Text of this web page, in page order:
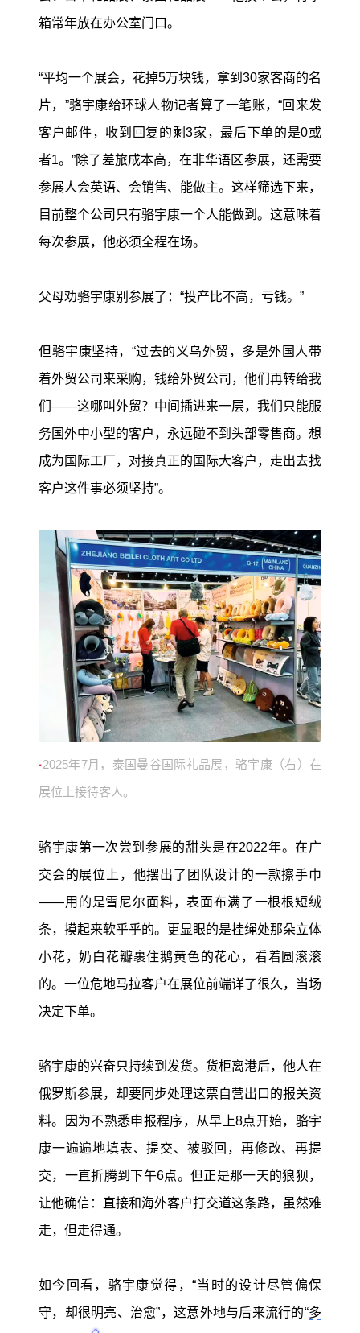
箱常年放在办公室门口。
“平均一个展会，花掉5万块钱，拿到30家客商的名
片，”骆宇康给环球人物记者算了一笔账，“回来发
客户邮件，收到回复的剩3家，最后下单的是0或
者1。”除了差旅成本高，在非华语区参展，还需要
参展人会英语、会销售、能做主。这样筛选下来，
目前整个公司只有骆宇康一个人能做到。这意味着
每次参展，他必须全程在场。
父母劝骆宇康别参展了：“投产比不高，亏钱。”
但骆宇康坚持，“过去的义乌外贸，多是外国人带
着外贸公司来采购，钱给外贸公司，他们再转给我
们——这哪叫外贸？中间插进来一层，我们只能服
务国外中小型的客户，永远碰不到头部零售商。想
成为国际工厂，对接真正的国际大客户，走出去找
客户这件事必须坚持”。
·2025年7月，泰国曼谷国际礼品展，骆宇康（右）在
展位上接待客人。
骆宇康第一次尝到参展的甜头是在2022年。在广
交会的展位上，他摆出了团队设计的一款擦手巾
——用的是雪尼尔面料，表面布满了一根根短绒
条，摸起来软乎乎的。更显眼的是挂绳处那朵立体
小花，奶白花瓣裹住鹅黄色的花心，看着圆滚滚
的。一位危地马拉客户在展位前端详了很久，当场
决定下单。
骆宇康的兴奋只持续到发货。货柜离港后，他人在
俄罗斯参展，却要同步处理这票自营出口的报关资
料。因为不熟悉申报程序，从早上8点开始，骆宇
康一遍遍地填表、提交、被驳回，再修改、再提
交，一直折腾到下午6点。但正是那一天的狼狈，
让他确信：直接和海外客户打交道这条路，虽然难
走，但走得通。
如今回看，骆宇康觉得，“当时的设计尽管偏保
守，却很明亮、治愈”，这意外地与后来流行的“多